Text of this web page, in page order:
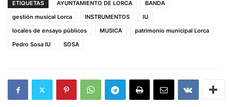
ETIQUETAS AYUNTAMIENTO DE LORCA
BANDA
gestión musical Lorca
INSTRUMENTOS
IU
locales de ensayo públicos
MUSICA
patrimonio municipal Lorca
Pedro Sosa IU
SOSA